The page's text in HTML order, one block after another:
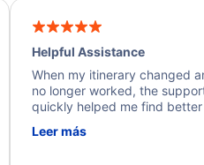
Helpful Assistance
When my itinerary changed
no longer worked, the
quickly helped me find
beyond to resolve the issue.
Leer más